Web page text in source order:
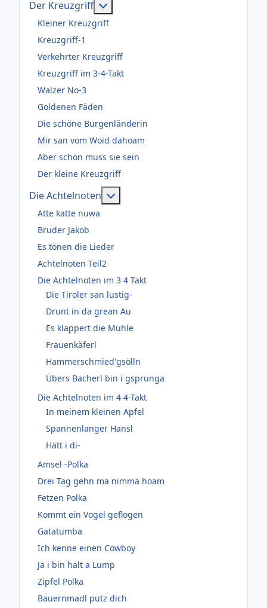
Der Kreuzgriff
Kleiner Kreuzgriff
Kreuzgriff-1
Verkehrter Kreuzgriff
Kreuzgriff im 3-4-Takt
Walzer No-3
Goldenen Fäden
Die schöne Burgenländerin
Mir san vom Woid dahoam
Aber schön muss sie sein
Der kleine Kreuzgriff
Die Achtelnoten
Atte katte nuwa
Bruder Jakob
Es tönen die Lieder
Achtelnoten Teil2
Die Achtelnoten im 3 4 Takt
Die Tiroler san lustig-
Drunt in da grean Au
Es klappert die Mühle
Frauenkäferl
Hammerschmied'gsölln
Übers Bacherl bin i gsprunga
Die Achtelnoten im 4 4-Takt
In meinem kleinen Apfel
Spannenlanger Hansl
Hätt i di-
Amsel -Polka
Drei Tag gehn ma nimma hoam
Fetzen Polka
Kommt ein Vogel geflogen
Gatatumba
Ich kenne einen Cowboy
Ja i bin halt a Lump
Zipfel Polka
Bauernmadl putz dich